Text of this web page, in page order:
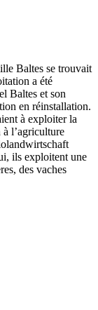
Baltes se trouvait
a été
Baltes et son
en réinstallation.
à exploiter la
à l’agriculture
ils exploitent une
des vaches